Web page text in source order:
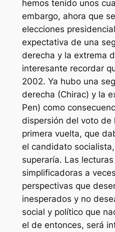
hemos tenido unos
embargo, ahora que
elecciones
expectativa de una
derecha y la extrema
interesante recordar
2002. Ya hubo una
derecha (Chirac) y la
Pen) como
dispersión del voto de
primera vuelta, que
el candidato
superaría. Las
simplificadoras a
perspectivas que
inesperados y no
social y político que
el de entonces, será